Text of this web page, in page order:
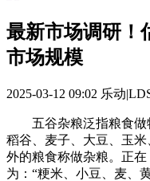
最新市场调研！
市场规模
2025-03-12 09:02 乐动
五谷杂粮泛指粮食做
稻谷、麦子、大豆、玉
外的粮食称做杂粮。正
为：“粳米、小豆、麦、